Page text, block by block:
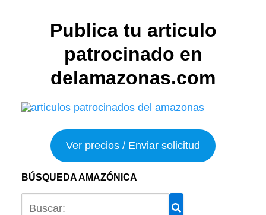
Publica tu articulo
patrocinado en
delamazonas.com
Ver precios / Enviar solicitud
BÚSQUEDA AMAZÓNICA